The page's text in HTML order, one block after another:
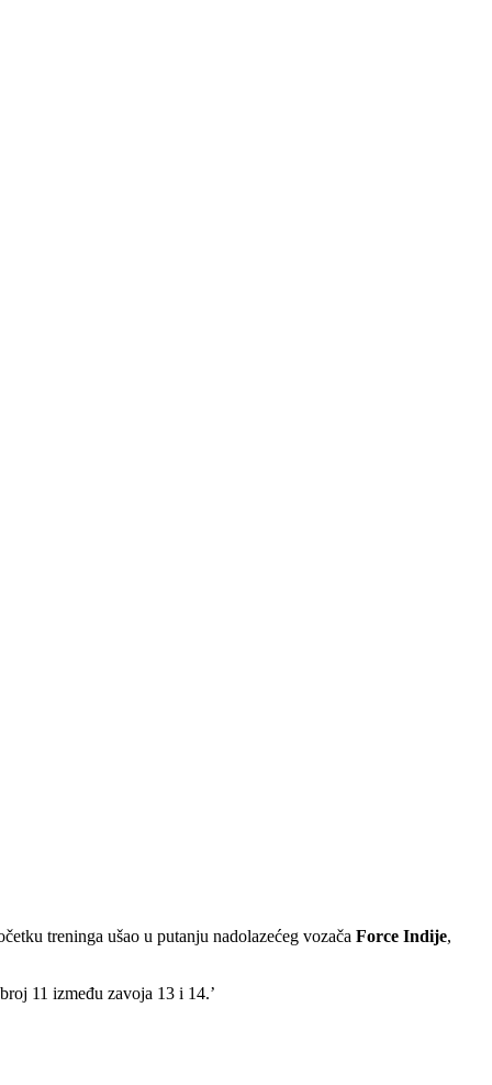
treninga ušao u putanju nadolazećeg vozača Force Indije,
11 između zavoja 13 i 14.’